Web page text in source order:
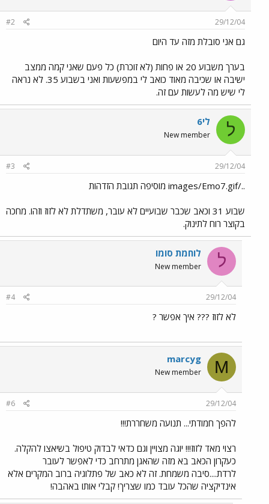
29/12/04
#2
גם אני סובלת מזה עד היום
בערך משבוע 20 או פחות (לא זוכרת) כל פעם שאני קמה ממצב
ישיבה או שכיבה מאוד כואב לי במפשעות ואני בשבוע 35. לא נראה
לי שיש מה לעשות עם זה.
ל לי6
New member
29/12/04
#3
../images/Emo7.gif מוסיפה תגובת הזדהות
שבוע 31 וכאב שכבר שבועיים לא עובר, משתדלת לא לזוז וזהו. מחכה
בקוצר רוח לתינוק.
ל לוחמת סומו
New member
29/12/04
#4
לא לזוז ??? איך אפשר ?
M
marcyg
New member
29/12/04
#6
להפך חמודתי... תנועה משחררת!!!
רצוי מאד לזוז!!! יוגה מצויין וגם כדאי לבדוק טיפול בשיאצו להקלה.
כעקרון הכאב בא מזה שהאגן מתרחב כדי לאפשר לעובר
לרדת....סיבה משמחת. זה לא כאב של פתלוגיה ברוב המקרים אלא
אינדיקציה שהכל עובד כמו שצריך! קבלי אותו באהבה!